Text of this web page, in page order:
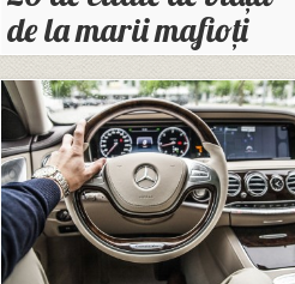
de la marii mafioți